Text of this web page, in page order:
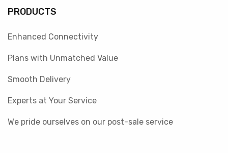
PRODUCTS
Enhanced Connectivity
Plans with Unmatched Value
Smooth Delivery
Experts at Your Service
We pride ourselves on our post-sale service